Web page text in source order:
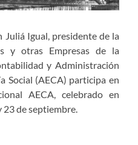
Juliá Igual, presidente de la
y otras Empresas de la
y Administración
Social (AECA) participa en
AECA, celebrado en
de septiembre.